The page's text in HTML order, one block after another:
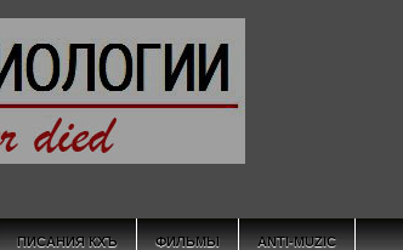
ПИСАНИЯ КХЪ ФИЛЬМЫ ANTI-MUZIC